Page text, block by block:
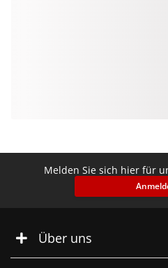
Melden Sie sich hier für
Über uns